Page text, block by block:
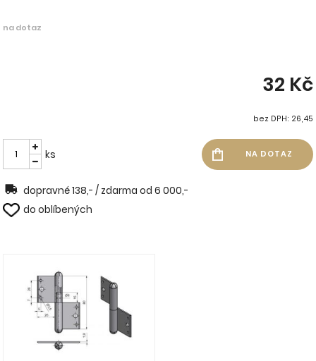
na dotaz
32 Kč
bez DPH: 26,45
ks
dopravné 138,- / zdarma od 6 000,-
do oblíbených